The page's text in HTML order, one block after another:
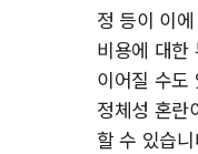
정 등이 이
비용에 대한
이어질 수도
정체성 혼란
할 수 있습